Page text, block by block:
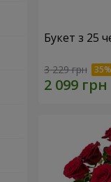
Букет з 25
3 229 грн